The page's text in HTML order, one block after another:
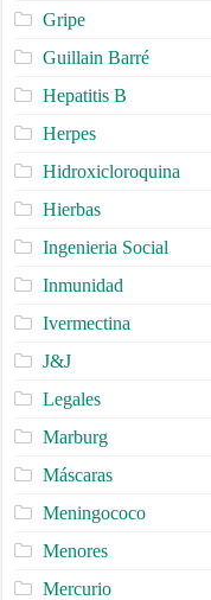
Gripe
Guillain Barré
Hepatitis B
Herpes
Hidroxicloroquina
Hierbas
Ingenieria Social
Inmunidad
Ivermectina
J&J
Legales
Marburg
Máscaras
Meningococo
Menores
Mercurio